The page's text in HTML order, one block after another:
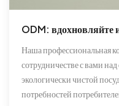
ODM: вдохновляйте
Наша профессиональная
сотрудничестве с вами
экологически чистой
потребностей